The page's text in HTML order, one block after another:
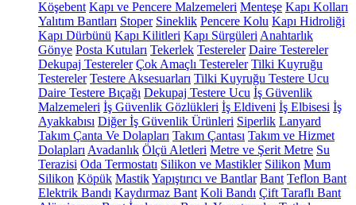
Köşebent Kapı ve Pencere Malzemeleri Menteşe Kapı Kolları
Yalıtım Bantları Stoper Sineklik Pencere Kolu Kapı Hidroliği
Kapı Dürbünü Kapı Kilitleri Kapı Sürgüleri Anahtarlık
Gönye Posta Kutuları Tekerlek Testereler Daire Testereler
Dekupaj Testereler Çok Amaçlı Testereler Tilki Kuyruğu
Testereler Testere Aksesuarları Tilki Kuyruğu Testere Ucu
Daire Testere Bıçağı Dekupaj Testere Ucu İş Güvenlik
Malzemeleri İş Güvenlik Gözlükleri İş Eldiveni İş Elbisesi İş
Ayakkabısı Diğer İş Güvenlik Ürünleri Siperlik Lanyard
Takım Çanta Ve Dolapları Takım Çantası Takım ve Hizmet
Dolapları Avadanlık Ölçü Aletleri Metre ve Şerit Metre Su
Terazisi Oda Termostatı Silikon ve Mastikler Silikon Mum
Silikon Köpük MastikYapıştırıcı ve Bantlar Bant Teflon Bant
Elektrik Bandı Kaydırmaz Bant Koli Bandı Çift Taraflı Bant